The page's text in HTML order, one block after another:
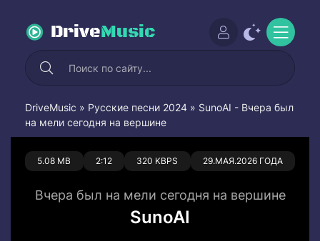
DriveMusic
DriveMusic » Русские песни 2024 » SunoAI - Вчера был
на мели сегодня на вершине
5.08 MB 2:12 320 KBPS 29.МАЯ.2026 ГОДА
0 0
Вчера был на мели сегодня на вершине
SunoAI